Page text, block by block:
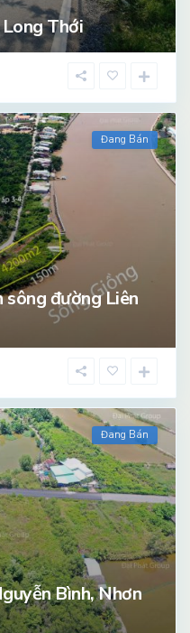
Thới
Đang Bán
đường Liên
Đang Bán
Bình, Nhơn